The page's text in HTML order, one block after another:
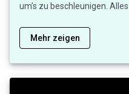
um’s zu beschleunigen.
Mehr zeigen